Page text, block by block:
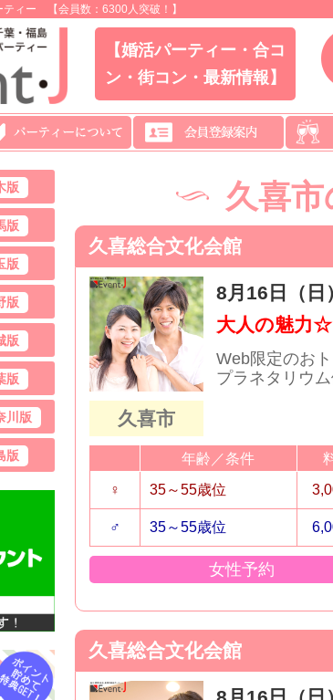
ィー 【会員数：6300人突破！】
【婚活パーティー・合コ
ン・街コン・最新情報】
版
版
版
版
版
版
川版
版
久喜
久喜総合文化会館
久喜市
8月16日（日
大人の魅力☆
Web限定のおト
プラネタリウ
年齢／条件
♀
35～55歳位
♂ 35～55歳位
女性予約
久喜総合文化会館